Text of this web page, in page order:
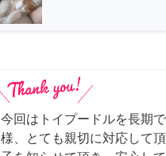
今回はトイプードルを長期
様、とても親切に対応して